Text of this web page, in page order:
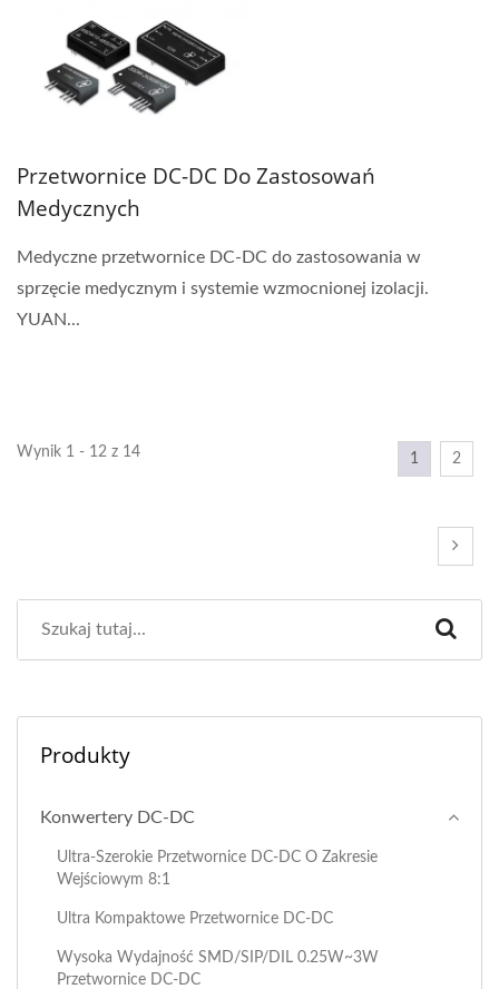
Przetwornice DC-DC Do Zastosowań
Medycznych
Medyczne przetwornice DC-DC do zastosowania w
sprzęcie medycznym i systemie wzmocnionej izolacji.
YUAN...
Wynik 1 - 12 z 14 1 2
Produkty
Konwertery DC-DC
Ultra-Szerokie Przetwornice DC-DC O Zakresie
Wejściowym 8:1
Ultra Kompaktowe Przetwornice DC-DC
Wysoka Wydajność SMD/SIP/DIL 0.25W~3W
Przetwornice DC-DC